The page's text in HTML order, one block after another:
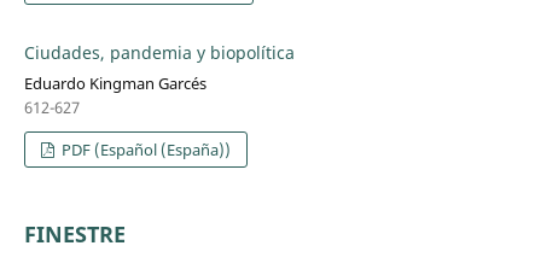
Ciudades, pandemia y biopolítica
Eduardo Kingman Garcés
612-627
PDF (Español (España))
FINESTRE